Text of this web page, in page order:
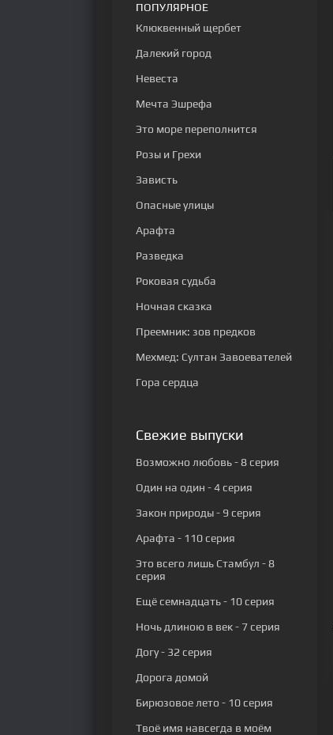
10 серия 11 серия
ПОПУЛЯРНОЕ
Клюквенный щербет
Далекий город
Невеста
Мечта Эшрефа
Это море переполнится
Розы и Грехи
Зависть
Опасные улицы
Арафта
Разведка
Роковая судьба
Ночная сказка
Преемник: зов предков
Мехмед: Султан Завоевателей
Гора сердца
Свежие выпуски
Возможно любовь- 8 серия
Один на один - 4 серия
Закон природы- 9 серия
Арафта - 110 серия
Это всего лишь Стамбул - 8
серия
Ещё семнадцать- 10 серия
Ночь длиною в век- 7 серия
Догу- 32 серия
Дорога домой
Бирюзовое лето - 10 серия
Твоё имя навсегда в моём